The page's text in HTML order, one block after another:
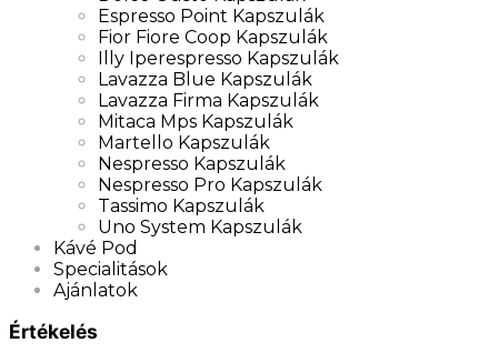
Espresso Point Kapszulák
Fior Fiore Coop Kapszulák
Illy Iperespresso Kapszulák
Lavazza Blue Kapszulák
Lavazza Firma Kapszulák
Mitaca Mps Kapszulák
Martello Kapszulák
Nespresso Kapszulák
Nespresso Pro Kapszulák
Tassimo Kapszulák
Uno System Kapszulák
Kávé Pod
Specialitások
Ajánlatok
Értékelés